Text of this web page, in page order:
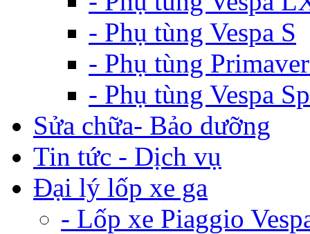
- Phụ tùng Vespa S
- Phụ tùng
- Phụ tùng Vespa
Sửa chữa- Bảo dưỡng
Tin tức - Dịch vụ
Đại lý lốp xe ga
- Lốp xe Piaggio